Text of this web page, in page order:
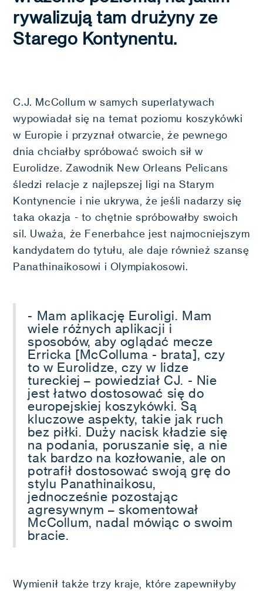
rywalizują tam drużyny ze
Starego Kontynentu.
C.J. McCollum w samych superlatywach
wypowiadał się na temat poziomu koszykówki
w Europie i przyznał otwarcie, że pewnego
dnia chciałby spróbować swoich sił w
Eurolidze. Zawodnik New Orleans Pelicans
śledzi relacje z najlepszej ligi na Starym
Kontynencie i nie ukrywa, że jeśli nadarzy się
taka okazja - to chętnie spróbowałby swoich
sil. Uważa, że Fenerbahce jest najmocniejszym
kandydatem do tytułu, ale daje również szansę
Panathinaikosowi i Olympiakosowi.
- Mam aplikację Euroligi. Mam
wiele różnych aplikacji i
sposobów, aby oglądać mecze
Erricka [McColluma - brata], czy
to w Eurolidze, czy w lidze
tureckiej – powiedział CJ. - Nie
jest łatwo dostosować się do
europejskiej koszykówki. Są
kluczowe aspekty, takie jak ruch
bez piłki. Duży nacisk kładzie się
na podania, poruszanie się, a nie
tak bardzo na kozłowanie, ale on
potrafił dostosować swoją grę do
stylu Panathinaikosu,
jednocześnie pozostając
agresywnym – skomentował
McCollum, nadal mówiąc o swoim
bracie.
Wymienił także trzy kraje, które zapewniłyby